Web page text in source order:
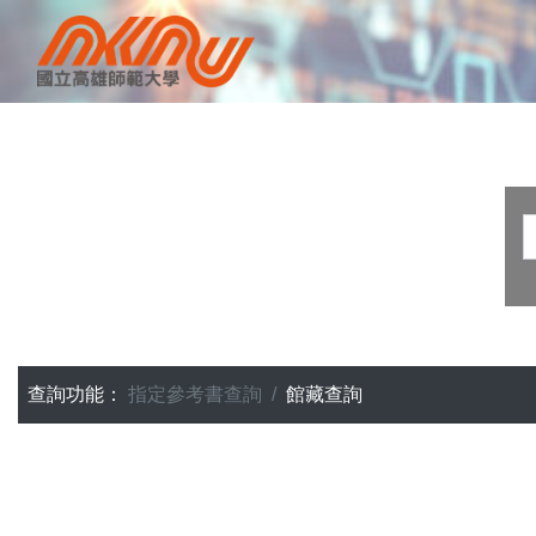
查詢功能： 指定參考書查詢 館藏查詢